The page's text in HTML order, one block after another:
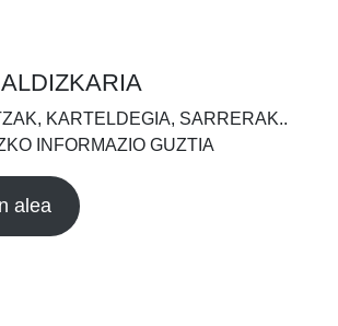
KARTELDEGIA, SARRERAK..
INFORMAZIO GUZTIA
alea